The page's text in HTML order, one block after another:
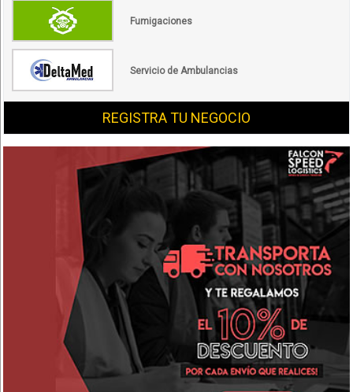
Fumigaciones
Servicio de Ambulancias
REGISTRA TU NEGOCIO